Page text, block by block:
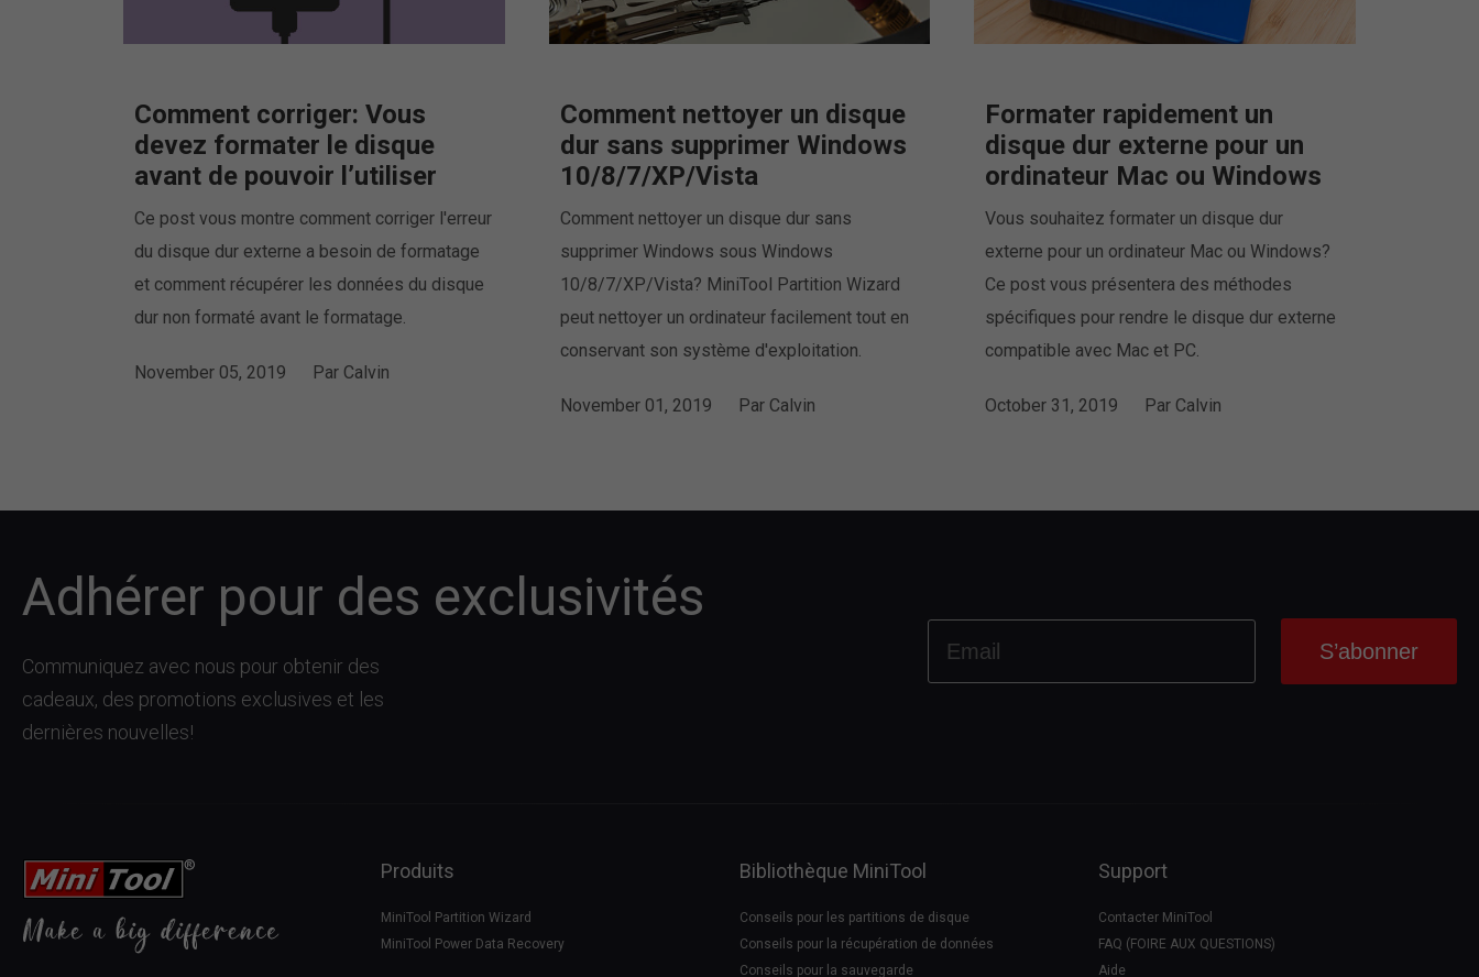
Comment corriger: Vous
devez formater le disque
avant de pouvoir l’utiliser
Ce post vous montre comment corriger l'erreur
du disque dur externe a besoin de formatage
et comment récupérer les données du disque
dur non formaté avant le formatage.
November 05, 2019 Par Calvin
Comment nettoyer un disque
dur sans supprimer Windows
10/8/7/XP/Vista
Comment nettoyer un disque dur sans
supprimer Windows sous Windows
10/8/7/XP/Vista? MiniTool Partition Wizard
peut nettoyer un ordinateur facilement tout en
conservant son système d'exploitation.
November 01, 2019 Par Calvin
Formater rapidement un
disque dur externe pour un
ordinateur Mac ou Windows
Vous souhaitez formater un disque dur
externe pour un ordinateur Mac ou Windows?
Ce post vous présentera des méthodes
spécifiques pour rendre le disque dur externe
compatible avec Mac et PC.
October 31, 2019 Par Calvin
Adhérer pour des exclusivités
Communiquez avec nous pour obtenir des
cadeaux, des promotions exclusives et les
dernières nouvelles!
Produits
MiniTool Partition Wizard
MiniTool Power Data Recovery
Bibliothèque MiniTool
Conseils pour les partitions de disque
Conseils pour la récupération de données
Conseils pour la sauvegarde
Support
Contacter MiniTool
FAQ (FOIRE AUX QUESTIONS)
Aide